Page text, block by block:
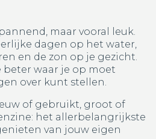
maar vooral leuk.
dagen op het water,
en de zon op je gezicht.
beter waar je op moet
over kunt stellen.
of gebruikt, groot of
het allerbelangrijkste
van jouw eigen